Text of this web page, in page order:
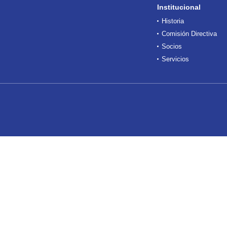
Institucional
Historia
Comisión Directiva
Socios
Servicios